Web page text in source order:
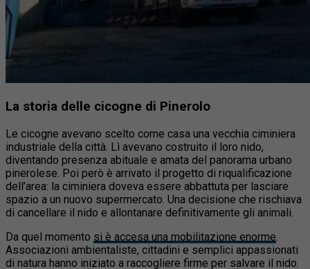
La storia delle cicogne di Pinerolo
Le cicogne avevano scelto come casa una vecchia ciminiera
industriale della città. Lì avevano costruito il loro nido,
diventando presenza abituale e amata del panorama urbano
pinerolese. Poi però è arrivato il progetto di riqualificazione
dell’area: la ciminiera doveva essere abbattuta per lasciare
spazio a un nuovo supermercato. Una decisione che rischiava
di cancellare il nido e allontanare definitivamente gli animali.
Da quel momento si è accesa una mobilitazione enorme.
Associazioni ambientaliste, cittadini e semplici appassionati
di natura hanno iniziato a raccogliere firme per salvare il nido.